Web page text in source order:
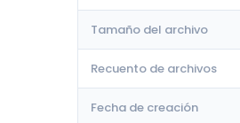
Tamaño del archivo
Recuento de archivos
Fecha de creación